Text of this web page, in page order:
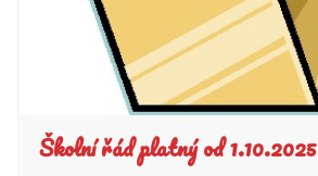
Školní řád platný od 1.10.2025